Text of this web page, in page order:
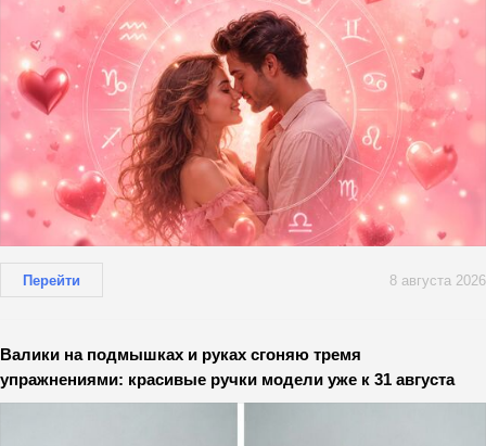
Перейти 8 августа 2026
Валики на подмышках и руках сгоняю тремя
упражнениями: красивые ручки модели уже к 31 августа